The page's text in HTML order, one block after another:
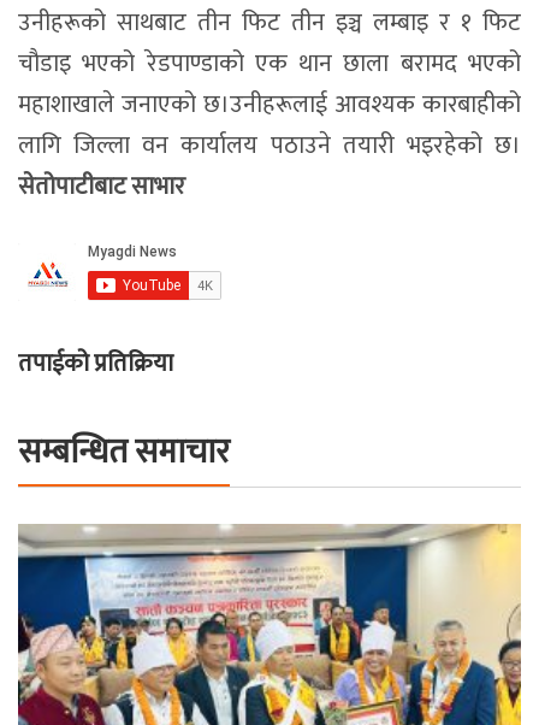
उनीहरूको साथबाट तीन फिट तीन इञ्च लम्बाइ र १ फिट
चौडाइ भएको रेडपाण्डाको एक थान छाला बरामद भएको
महाशाखाले जनाएको छ।उनीहरूलाई आवश्यक कारबाहीको
लागि जिल्ला वन कार्यालय पठाउने तयारी भइरहेको छ।
सेतोपाटीबाट साभार
तपाईको प्रतिक्रिया
सम्बन्धित समाचार